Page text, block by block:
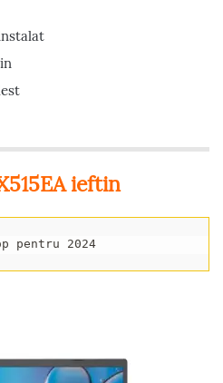
ieftin
pentru 2024